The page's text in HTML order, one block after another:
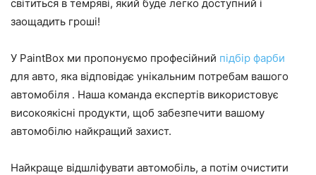
світиться в темряві, який буде легко доступний і
заощадить гроші!
У PaintBox ми пропонуємо професійний підбір фарби
для авто, яка відповідає унікальним потребам вашого
автомобіля . Наша команда експертів використовує
високоякісні продукти, щоб забезпечити вашому
автомобілю найкращий захист.
Найкраще відшліфувати автомобіль, а потім очистити